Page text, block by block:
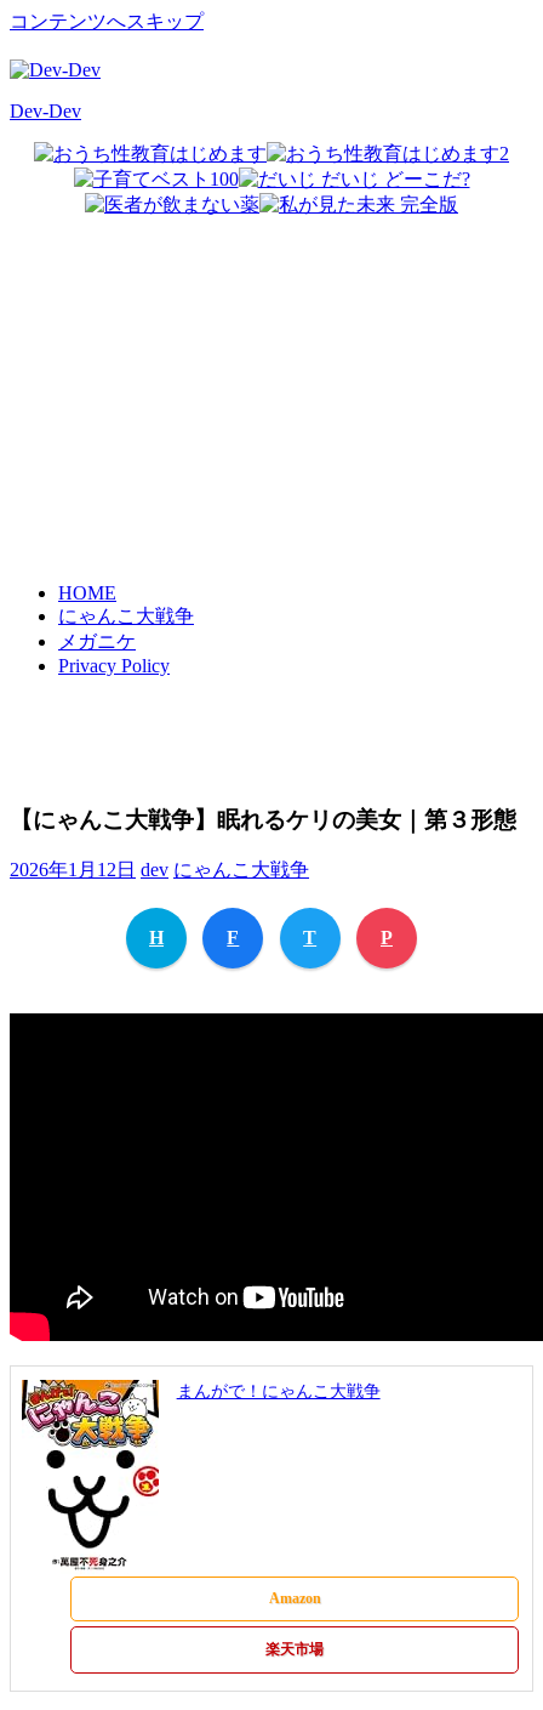
コンテンツへスキップ
Dev-Dev
HOME
にゃんこ大戦争
メガニケ
Privacy Policy
【にゃんこ大戦争】眠れるケリの美女｜第３形態
2026年1月12日 dev にゃんこ大戦争
H F T P
まんがで！にゃんこ大戦争
Amazon
楽天市場